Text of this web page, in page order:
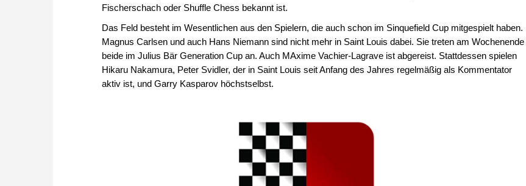
Fischerschach oder Shuffle Chess bekannt ist.
Das Feld besteht im Wesentlichen aus den Spielern, die auch schon im Sinquefield Cup mitgespielt haben.
Magnus Carlsen und auch Hans Niemann sind nicht mehr in Saint Louis dabei. Sie treten am Wochenende
beide im Julius Bär Generation Cup an. Auch MAxime Vachier-Lagrave ist abgereist. Stattdessen spielen
Hikaru Nakamura, Peter Svidler, der in Saint Louis seit Anfang des Jahres regelmäßig als Kommentator
aktiv ist, und Garry Kasparov höchstselbst.